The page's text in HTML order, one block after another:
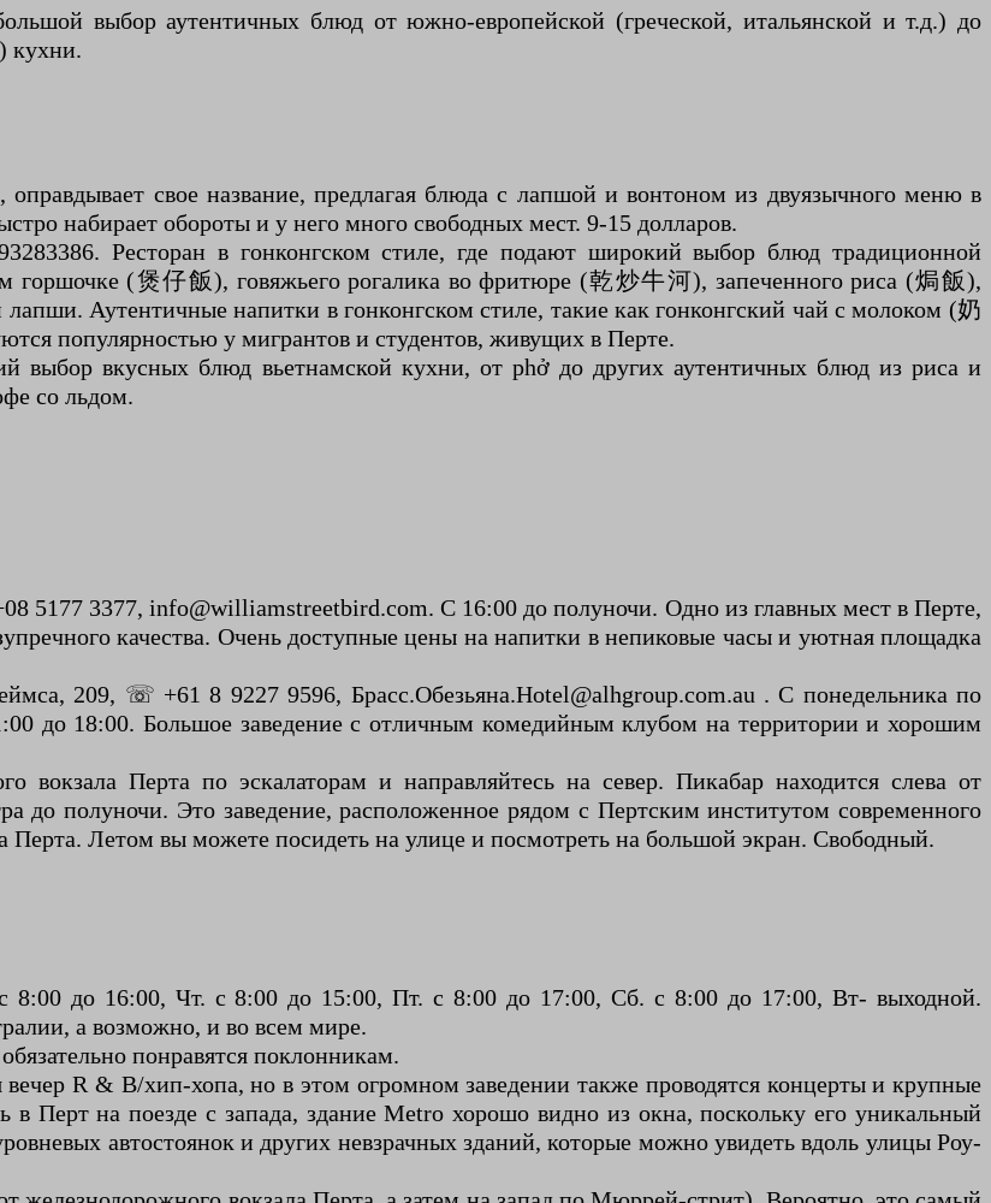
выбор аутентичных блюд от южно-европейской (греческой, итальянской и т.д.) до
кухни.
свое название, предлагая блюда с лапшой и вонтоном из двуязычного меню в
набирает обороты и у него много свободных мест. 9-15 долларов.
Ресторан в гонконгском стиле, где подают широкий выбор блюд традиционной
горшочке (煲仔飯), говяжьего рогалика во фритюре (乾炒牛河), запеченного риса (焗飯),
Аутентичные напитки в гонконгском стиле, такие как гонконгский чай с молоком (奶
популярностью у мигрантов и студентов, живущих в Перте.
выбор вкусных блюд вьетнамской кухни, от phở до других аутентичных блюд из риса и
со льдом.
3377, info@williamstreetbird.com. С 16:00 до полуночи. Одно из главных мест в Перте,
качества. Очень доступные цены на напитки в непиковые часы и уютная площадка
209, ☏ +61 8 9227 9596, Брасс.Обезьяна.Hotel@alhgroup.com.au . С понедельника по
до 18:00. Большое заведение с отличным комедийным клубом на территории и хорошим
вокзала Перта по эскалаторам и направляйтесь на север. Пикабар находится слева от
полуночи. Это заведение, расположенное рядом с Пертским институтом современного
Перта. Летом вы можете посидеть на улице и посмотреть на большой экран. Свободный.
до 16:00, Чт. с 8:00 до 15:00, Пт. с 8:00 до 17:00, Сб. с 8:00 до 17:00, Вт- выходной.
а возможно, и во всем мире.
понравятся поклонникам.
R & B/хип-хопа, но в этом огромном заведении также проводятся концерты и крупные
в Перт на поезде с запада, здание Metro хорошо видно из окна, поскольку его уникальный
автостоянок и других невзрачных зданий, которые можно увидеть вдоль улицы Роу-